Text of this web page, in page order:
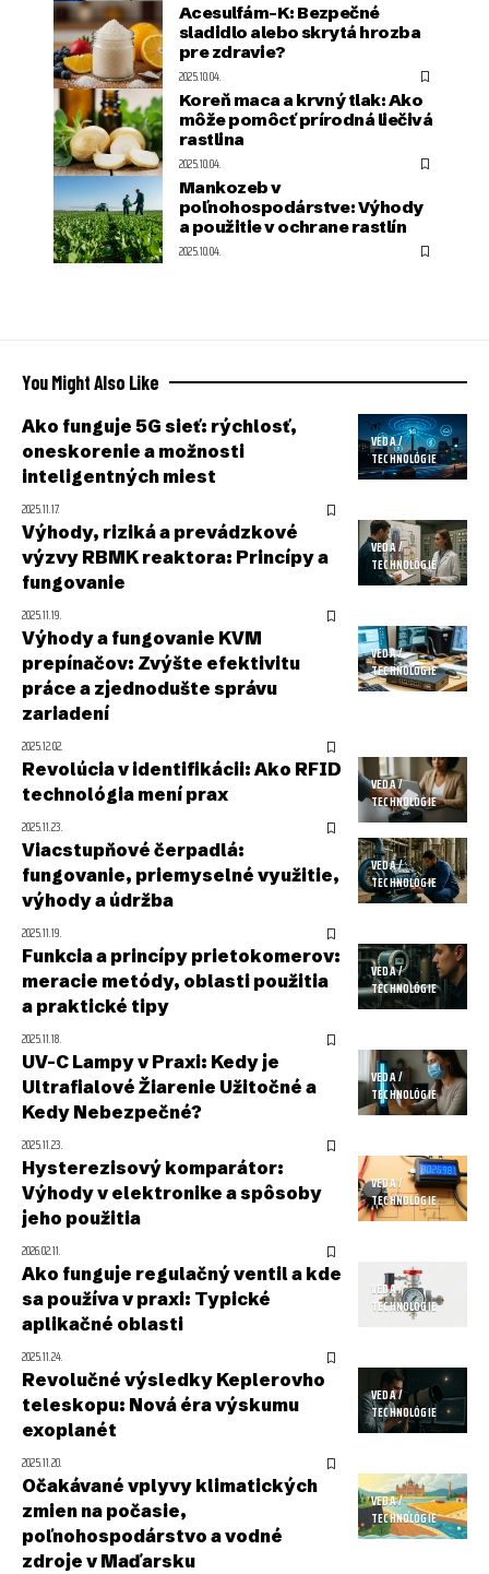
Acesulfám-K: Bezpečné
sladidlo alebo skrytá hrozba
pre zdravie?
2025.10.04.
Koreň maca a krvný tlak: Ako
môže pomôcť prírodná liečivá
rastlina
2025.10.04.
Mankozeb v
poľnohospodárstve: Výhody
a použitie v ochrane rastlín
2025.10.04.
You Might Also Like
VEDA /
TECHNOLÓGIE
Ako funguje 5G sieť: rýchlosť,
oneskorenie a možnosti
inteligentných miest
2025.11.17.
VEDA /
TECHNOLÓGIE
Výhody, riziká a prevádzkové
výzvy RBMK reaktora: Princípy a
fungovanie
2025.11.19.
VEDA /
TECHNOLÓGIE
Výhody a fungovanie KVM
prepínačov: Zvýšte efektivitu
práce a zjednodušte správu
zariadení
2025.12.02.
VEDA /
TECHNOLÓGIE
Revolúcia v identifikácii: Ako RFID
technológia mení prax
2025.11.23.
VEDA /
TECHNOLÓGIE
Viacstupňové čerpadlá:
fungovanie, priemyselné využitie,
výhody a údržba
2025.11.19.
VEDA /
TECHNOLÓGIE
Funkcia a princípy prietokomerov:
meracie metódy, oblasti použitia
a praktické tipy
2025.11.18.
VEDA /
TECHNOLÓGIE
UV-C Lampy v Praxi: Kedy je
Ultrafialové Žiarenie Užitočné a
Kedy Nebezpečné?
2025.11.23.
VEDA /
TECHNOLÓGIE
Hysterezisový komparátor:
Výhody v elektronike a spôsoby
jeho použitia
2026.02.11.
VEDA /
TECHNOLÓGIE
Ako funguje regulačný ventil a kde
sa používa v praxi: Typické
aplikačné oblasti
2025.11.24.
VEDA /
TECHNOLÓGIE
Revolučné výsledky Keplerovho
teleskopu: Nová éra výskumu
exoplanét
2025.11.20.
VEDA /
TECHNOLÓGIE
Očakávané vplyvy klimatických
zmien na počasie,
poľnohospodárstvo a vodné
zdroje v Maďarsku